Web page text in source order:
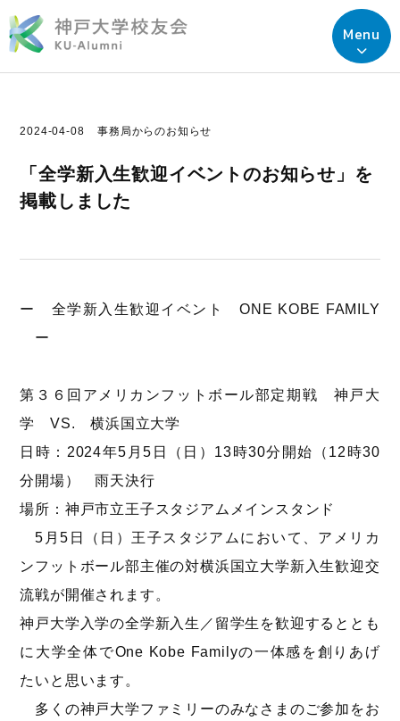
Menu
2024-04-08 事務局からのお知らせ
「全学新入生歓迎イベントのお知らせ」を
掲載しました
ー 全学新入生歓迎イベント ONE KOBE FAMILY
ー
第３６回アメリカンフットボール部定期戦 神戸大
学 VS. 横浜国立大学
日時：2024年5月5日（日）13時30分開始（12時30
分開場） 雨天決行
場所：神戸市立王子スタジアムメインスタンド
5月5日（日）王子スタジアムにおいて、アメリカ
ンフットボール部主催の対横浜国立大学新入生歓迎交
流戦が開催されます。
神戸大学入学の全学新入生／留学生を歓迎するととも
に大学全体でOne Kobe Familyの一体感を創りあげ
たいと思います。
多くの神戸大学ファミリーのみなさまのご参加をお